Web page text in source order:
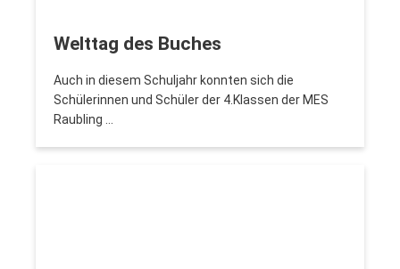
Welttag des Buches
Auch in diesem Schuljahr konnten sich die
Schülerinnen und Schüler der 4.Klassen der MES
Raubling …